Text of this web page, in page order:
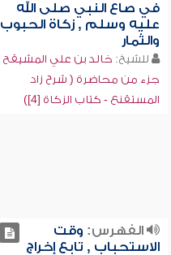
في صاع النبي صلى الله
عليه وسلم , زكاة الحبوب
والثمار
للشيخ: خالد بن علي المشيقح
جزء من محاضرة ( شرح زاد
المستقنع - كتاب الزكاة [4])
الفهرس: وقت
الاستحباب , تابع إخراج